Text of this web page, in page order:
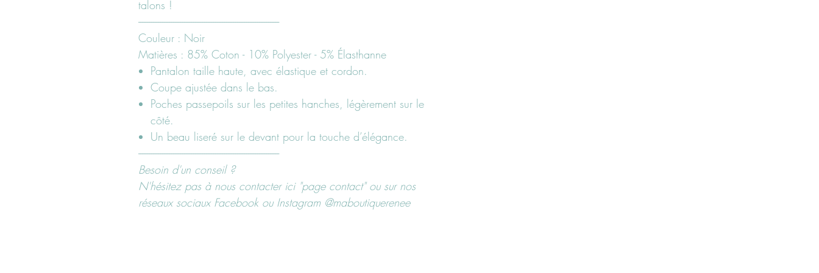
talons !
-----------------------------------------------------------------------------
Couleur : Noir
Matières : 85% Coton - 10% Polyester - 5% Élasthanne
Pantalon taille haute, avec élastique et cordon.
Coupe ajustée dans le bas.
Poches passepoils sur les petites hanches, légèrement sur le
côté.
Un beau liseré sur le devant pour la touche d’élégance.
-----------------------------------------------------------------------------
Besoin d'un conseil ?
N'hésitez pas à nous contacter ici "page contact" ou sur nos
réseaux sociaux Facebook ou Instagram @maboutiquerenee